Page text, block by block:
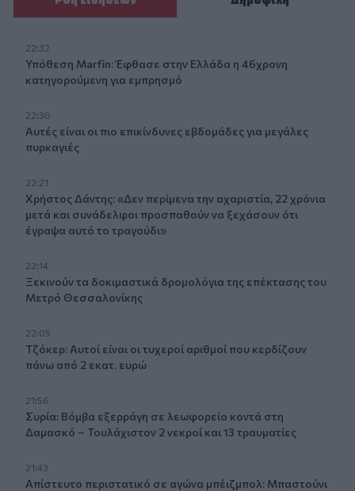
22:32
Υπόθεση Marfin: Έφθασε στην Ελλάδα η 46χρονη
κατηγορούμενη για εμπρησμό
22:30
Αυτές είναι οι πιο επικίνδυνες εβδομάδες για μεγάλες
πυρκαγιές
22:21
Χρήστος Δάντης: «Δεν περίμενα την αχαριστία, 22 χρόνια
μετά και συνάδελφοι προσπαθούν να ξεχάσουν ότι
έγραψα αυτό το τραγούδι»
22:14
Ξεκινούν τα δοκιμαστικά δρομολόγια της επέκτασης του
Μετρό Θεσσαλονίκης
22:05
Τζόκερ: Αυτοί είναι οι τυχεροί αριθμοί που κερδίζουν
πάνω από 2 εκατ. ευρώ
21:56
Συρία: Βόμβα εξερράγη σε λεωφορείο κοντά στη
Δαμασκό – Τουλάχιστον 2 νεκροί και 13 τραυματίες
21:43
Απίστευτο περιστατικό σε αγώνα μπέιζμπολ: Μπαστούνι